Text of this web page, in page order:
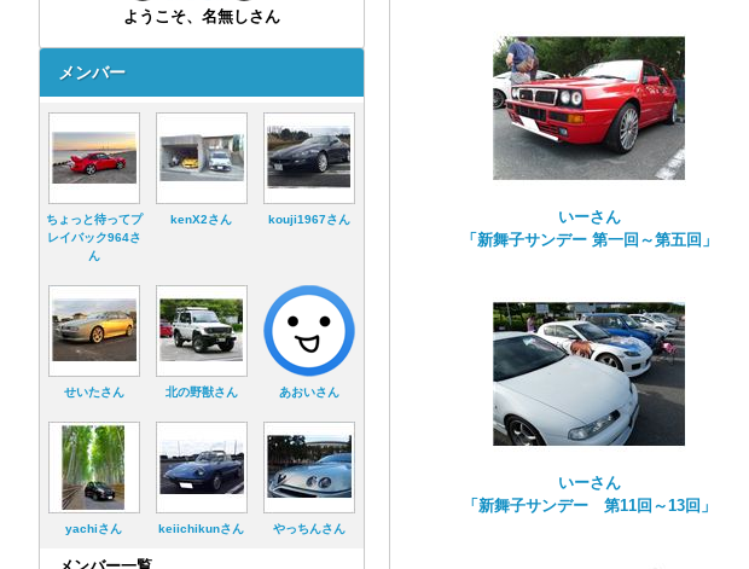
ようこそ、名無しさん
メンバー
ちょっと待ってプ
レイバック964さ
ん
kenX2さん kouji1967さん
せいたさん 北の野獣さん あおいさん
yachiさん keiichikunさん やっちんさん
いーさん
「新舞子サンデー 第一回～第五回」
いーさん
「新舞子サンデー 第11回～13回」